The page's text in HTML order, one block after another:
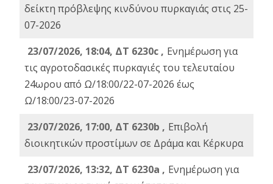
δείκτη πρόβλεψης κινδύνου πυρκαγιάς στις 25-
07-2026
23/07/2026, 18:04, ΔΤ 6230c , Ενημέρωση για
τις αγροτοδασικές πυρκαγιές του τελευταίου
24ωρου από Ω/18:00/22-07-2026 έως
Ω/18:00/23-07-2026
23/07/2026, 17:00, ΔΤ 6230b , Επιβολή
διοικητικών προστίμων σε Δράμα και Κέρκυρα
23/07/2026, 13:32, ΔΤ 6230a , Ενημέρωση για